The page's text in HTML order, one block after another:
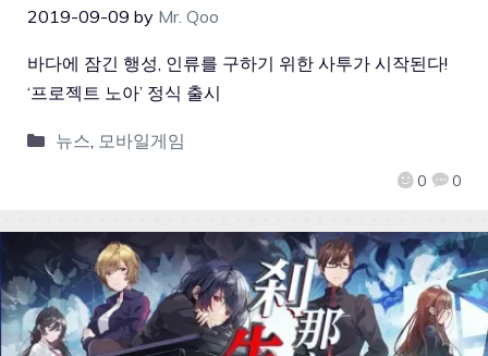
2019-09-09 by Mr. Qoo
0 0
바다에 잠긴 행성, 인류를 구하기 위한 사투가 시작된다!
‘프로젝트 노아’ 정식 출시
뉴스, 모바일게임